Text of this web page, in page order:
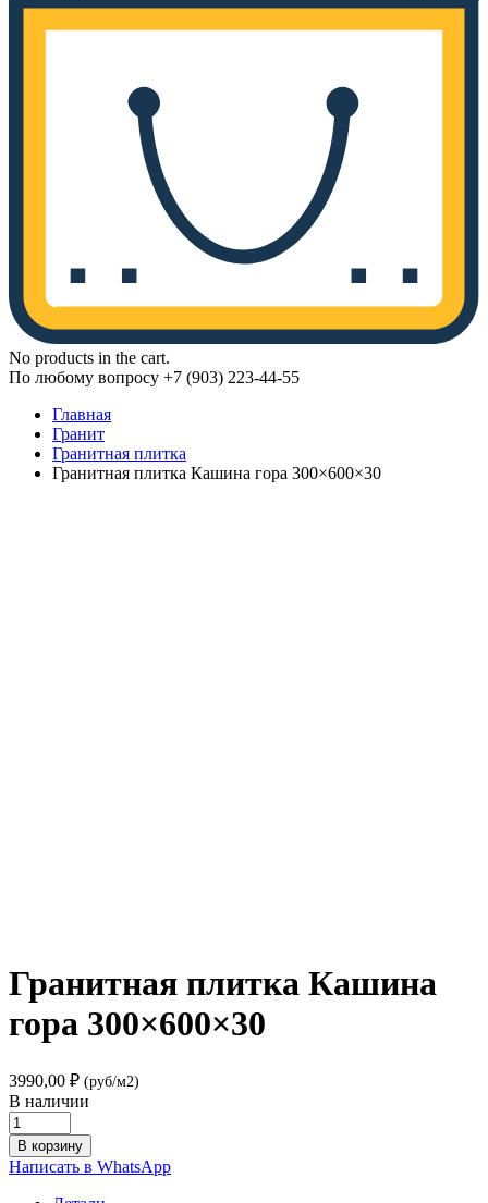
No products in the cart.
По любому вопросу +7 (903) 223-44-55
Главная
Гранит
Гранитная плитка
Гранитная плитка Кашина гора 300×600×30
Гранитная плитка Кашина
гора 300×600×30
3990,00 ₽ (руб/м2)
В наличии
Гранитная
плитка
Кашина
гора
300×600×30
В корзину
Написать в WhatsApp